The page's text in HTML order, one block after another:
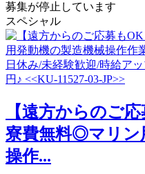
募集が停止しています
スペシャル
【遠方からのご
寮費無料◎マリン
操作...